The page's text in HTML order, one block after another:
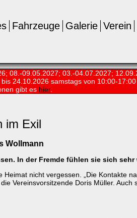
Verein
Galerie
Fahrzeuge
08.-09.05.2027; 03.-04.07.2027;
24.10.2026 samstags von 10:00-17:00
gibt es hier.
im Exil
Wollmann
In der Fremde fühlen sie sich sehr
nicht vergessen. „Die Kontakte
Vereinsvorsitzende Doris Müller. Auch